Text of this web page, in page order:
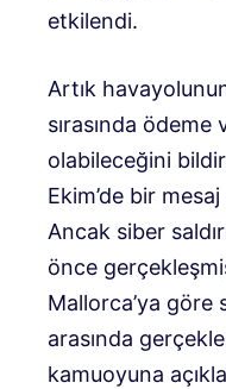
etkilendi.
Artık
sırasında
olabileceğini
Ekim’de bir
Ancak siber
önce
Mallorca’ya göre
arasında
kamuoyuna